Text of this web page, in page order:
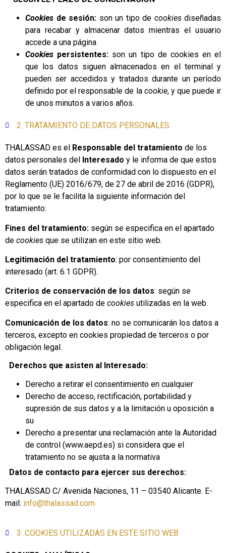
Cookies de sesión: son un tipo de cookies diseñadas
para recabar y almacenar datos mientras el usuario
accede a una página
Cookies persistentes: son un tipo de cookies en el
que los datos siguen almacenados en el terminal y
pueden ser accedidos y tratados durante un período
definido por el responsable de la cookie, y que puede ir
de unos minutos a varios años.
2. TRATAMIENTO DE DATOS PERSONALES
THALASSAD es el Responsable del tratamiento de los
datos personales del
Interesado y le informa de que estos
datos serán tratados de conformidad con lo dispuesto en el
Reglamento (UE) 2016/679, de 27 de abril de 2016 (GDPR),
por lo que se le facilita la siguiente información del
tratamiento:
Fines del tratamiento: según se especifica en el apartado
de cookies que se utilizan en este sitio web.
Legitimación del tratamiento: por consentimiento del
interesado (art. 6.1 GDPR).
Criterios de conservación de los datos: según se
especifica en el apartado de cookies utilizadas en la web.
Comunicación de los datos: no se comunicarán los datos a
terceros, excepto en cookies propiedad de terceros o por
obligación legal.
Derechos que asisten al Interesado:
Derecho a retirar el consentimiento en cualquier
Derecho de acceso, rectificación, portabilidad y
supresión de sus datos y a la limitación u oposición a
su
Derecho a presentar una reclamación ante la Autoridad
de control (www.aepd.es) si considera que el
tratamiento no se ajusta a la normativa
Datos de contacto para ejercer sus derechos:
THALASSAD C/ Avenida Naciones, 11 – 03540 Alicante. E-
mail: info@thalassad.com
3 .COOKIES UTILIZADAS EN ESTE SITIO WEB